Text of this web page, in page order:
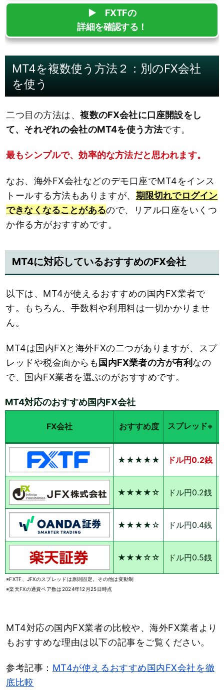
▶︎ FXTFの
詳細を確認する！
MT4を複数使う方法２：別のFX会社
を使う
二つ目の方法は、複数のFX会社に口座開設をし
て、それぞれの会社のMT4を使う方法です。
最もシンプルで、効率的な方法だと思われます。
なお、海外FX会社などのデモ口座でMT4をインス
トールする方法もありますが、 期限切れでログイン
できなくなることがあるので、リアル口座をいくつ
か作る方がおすすめです。
MT4に対応しているおすすめのFX会社
以下は、MT4が使えるおすすめの国内FX業者で
す。もちろん、手数料や利用料は一切かかりませ
ん。
MT4は国内FXと海外FXの二つがありますが、スプ
レッドや税金面からも国内FX業者の方が有利 なの
で、国内FX業者を選ぶのがおすすめです。
MT4対応のおすすめ国内FX会社
FX会社 おすすめ度 スプレッド※
★★★★★ ドル円0.2銭
★★★★☆ ドル円0.2銭
★★★★☆ ドル円0.4銭
★★★☆☆ ドル円0.5銭
※FXTF、JFXのスプレッドは原則固定。その他は変動制
※楽天FXの通貨ペア数は2024年12月25日時点
MT4対応の国内FX業者の比較や、海外FX業者より
もおすすめな理由は以下の記事をご覧ください。
参考記事： MT4が使えるおすすめ国内FX会社を徹
底比較